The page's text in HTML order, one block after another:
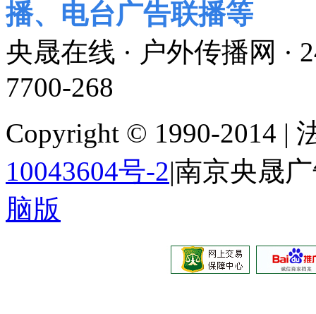
播、电台广告联播等
央晟在线 · 户外传播网 ·
7700-268
Copyright © 1990-2014 |
10043604号-2|南京央晟
脑版